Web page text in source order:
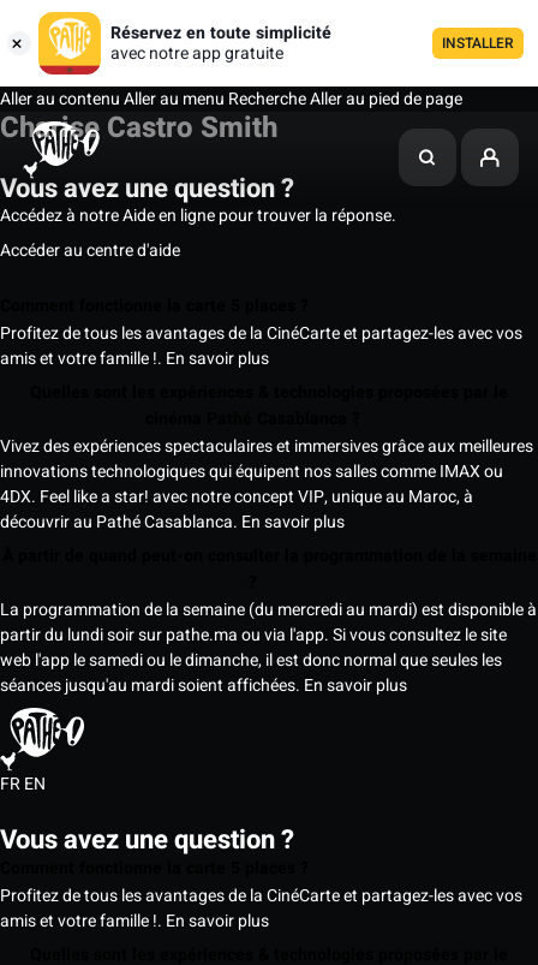
Réservez en toute simplicité
avec notre app gratuite
INSTALLER
Aller au contenuAller au menu RechercheAller au pied de page
Charise Castro Smith
Vous avez une question ?
Accédez à notre Aide en ligne pour trouver la réponse.
Accéder au centre d'aide
Profitez de tous les avantages de la CinéCarte et partagez-les avec vos
amis et votre famille !. En savoir plus
Vivez des expériences spectaculaires et immersives grâce aux meilleures
innovations technologiques qui équipent nos salles comme IMAX ou
4DX. Feel like a star! avec notre concept VIP, unique au Maroc, à
découvrir au Pathé Casablanca. En savoir plus
La programmation de la semaine (du mercredi au mardi) est disponible à
partir du lundi soir sur pathe.ma ou via l'app. Si vous consultez le site
web l'app le samedi ou le dimanche, il est donc normal que seules les
séances jusqu'au mardi soient affichées. En savoir plus
FREN
Vous avez une question ?
Profitez de tous les avantages de la CinéCarte et partagez-les avec vos
amis et votre famille !. En savoir plus